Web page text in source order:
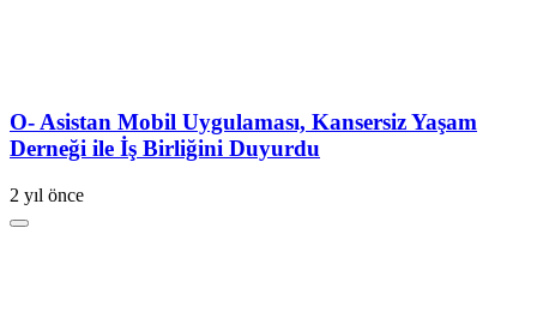
O- Asistan Mobil Uygulaması, Kansersiz Yaşam
Derneği ile İş Birliğini Duyurdu
2 yıl önce